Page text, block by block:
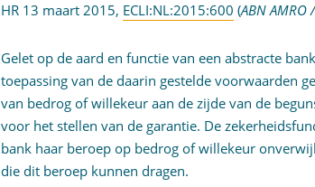
HR 13 maart 2015, ECLI:NL:2015:600 (ABN AMRO
Gelet op de aard en functie van een abstracte
toepassing van de daarin gestelde voorwaarden
van bedrog of willekeur aan de zijde van de
voor het stellen van de garantie. De
bank haar beroep op bedrog of willekeur
die dit beroep kunnen dragen.